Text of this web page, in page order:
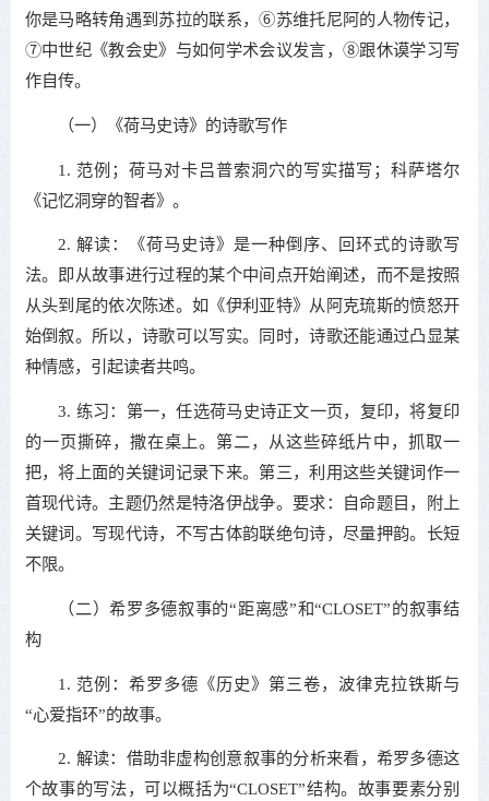
你是马略转角遇到苏拉的联系，⑥苏维托尼阿的人物传记，
⑦中世纪《教会史》与如何学术会议发言，⑧跟休谟学习写
作自传。
（一）《荷马史诗》的诗歌写作
1. 范例；荷马对卡吕普索洞穴的写实描写；科萨塔尔
《记忆洞穿的智者》。
2. 解读：《荷马史诗》是一种倒序、回环式的诗歌写
法。即从故事进行过程的某个中间点开始阐述，而不是按照
从头到尾的依次陈述。如《伊利亚特》从阿克琉斯的愤怒开
始倒叙。所以，诗歌可以写实。同时，诗歌还能通过凸显某
种情感，引起读者共鸣。
3. 练习：第一，任选荷马史诗正文一页，复印，将复印
的一页撕碎，撒在桌上。第二，从这些碎纸片中，抓取一
把，将上面的关键词记录下来。第三，利用这些关键词作一
首现代诗。主题仍然是特洛伊战争。要求：自命题目，附上
关键词。写现代诗，不写古体韵联绝句诗，尽量押韵。长短
不限。
（二）希罗多德叙事的“距离感”和“CLOSET”的叙事结
构
1. 范例：希罗多德《历史》第三卷，波律克拉铁斯与
“心爱指环”的故事。
2. 解读：借助非虚构创意叙事的分析来看，希罗多德这
个故事的写法，可以概括为“CLOSET”结构。故事要素分别